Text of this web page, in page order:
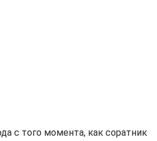
с того момента, как соратник